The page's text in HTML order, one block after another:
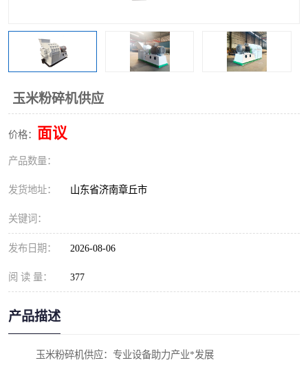
玉米粉碎机供应
价格： 面议
产品数量：
发货地址： 山东省济南章丘市
关键词：
发布日期： 2026-08-06
阅 读 量： 377
产品描述
玉米粉碎机供应：专业设备助力产业*发展